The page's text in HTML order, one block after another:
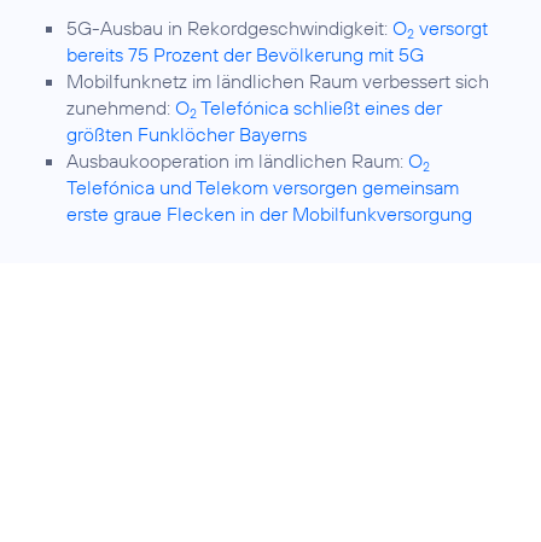
5G-Ausbau in Rekordgeschwindigkeit: O2 versorgt
bereits 75 Prozent der Bevölkerung mit 5G
Mobilfunknetz im ländlichen Raum verbessert sich
zunehmend: O2 Telefónica schließt eines der
größten Funklöcher Bayerns
Ausbaukooperation im ländlichen Raum: O2
Telefónica und Telekom versorgen gemeinsam
erste graue Flecken in der Mobilfunkversorgung